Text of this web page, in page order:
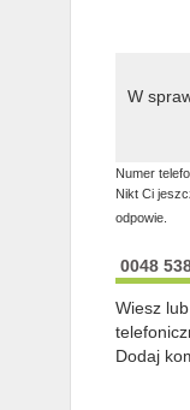
W
Numer
Nikt Ci
odpowie.
0048
Wiesz
Dodaj